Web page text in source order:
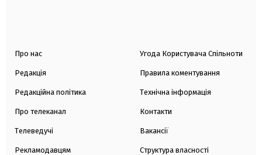
Про нас
Редакція
Редакційна політика
Про телеканал
Телеведучі
Рекламодавцям
Угода Користувача Спільноти
Правила коментування
Технічна інформація
Контакти
Вакансії
Структура власності